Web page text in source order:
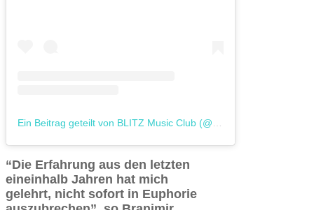
“Die Erfahrung aus den letzten
eineinhalb Jahren hat mich
gelehrt, nicht sofort in Euphorie